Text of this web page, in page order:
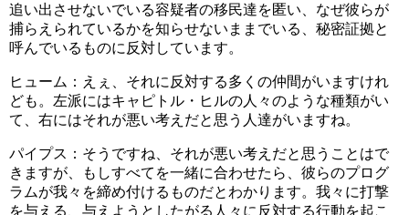
追い出させないでいる容疑者の移民達を匿い、なぜ彼らが
捕らえられているかを知らせないままでいる、秘密証拠と
呼んでいるものに反対しています。
ヒューム：えぇ、それに反対する多くの仲間がいますけれ
ども。左派にはキャピトル・ヒルの人々のような種類がい
て、右にはそれが悪い考えだと思う人達がいますね。
パイプス：そうですね、それが悪い考えだと思うことはで
きますが、もしすべてを一緒に合わせたら、彼らのプログ
ラムが我々を締め付けるものだとわかります。我々に打撃
を与える、与えようとしたがる人々に反対する行動を起こ